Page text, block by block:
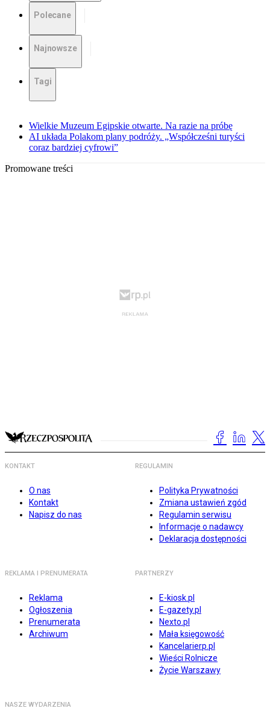
Polecane
Najnowsze
Tagi
Wielkie Muzeum Egipskie otwarte. Na razie na próbę
AI układa Polakom plany podróży. „Współcześni turyści
coraz bardziej cyfrowi”
Promowane treści
KONTAKT
O nas
Kontakt
Napisz do nas
REGULAMIN
Polityka Prywatności
Zmiana ustawień zgód
Regulamin serwisu
Informacje o nadawcy
Deklaracja dostępności
REKLAMA I PRENUMERATA
Reklama
Ogłoszenia
Prenumerata
Archiwum
PARTNERZY
E-kiosk.pl
E-gazety.pl
Nexto.pl
Mała księgowość
Kancelarierp.pl
Wieści Rolnicze
Życie Warszawy
NASZE WYDARZENIA